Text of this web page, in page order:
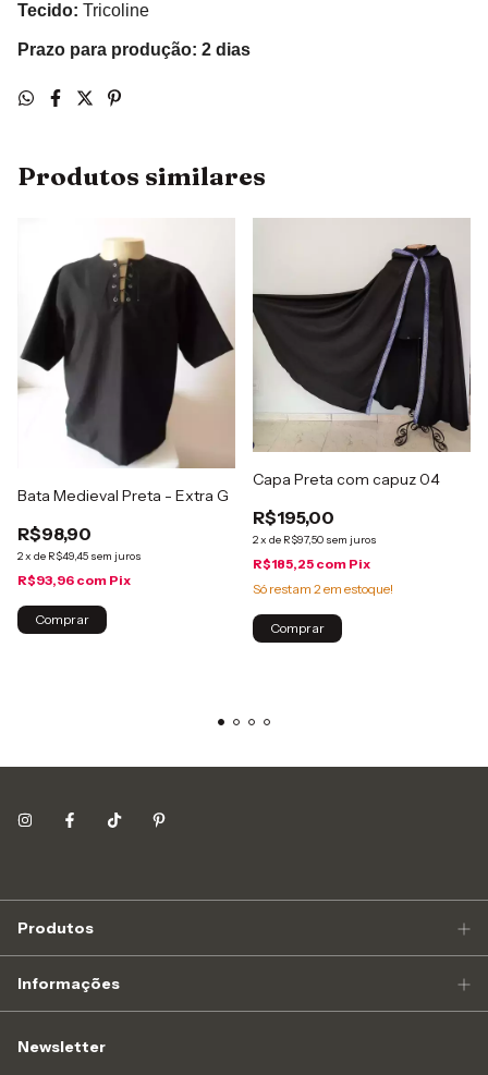
Tecido: Tricoline
Prazo para produção: 2 dias
Produtos similares
Bata Medieval Preta - Extra G
R$98,90
2x de R$49,45 sem juros
R$93,96 com Pix
Capa Preta com capuz 04
R$195,00
2x de R$97,50 sem juros
R$185,25 com Pix
Só restam 2em estoque!
Produtos
Informações
Newsletter